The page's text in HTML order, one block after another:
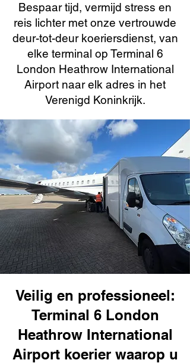
Bespaar tijd, vermijd stress en
reis lichter met onze vertrouwde
deur-tot-deur koeriersdienst, van
elke terminal op Terminal 6
London Heathrow International
Airport naar elk adres in het
Verenigd Koninkrijk.
Veilig en professioneel:
Terminal 6 London
Heathrow International
Airport koerier waarop u